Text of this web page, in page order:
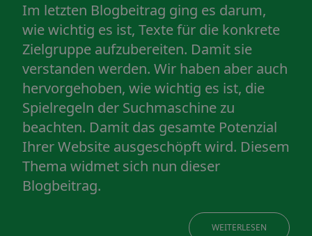
Im letzten Blogbeitrag ging es darum,
wie wichtig es ist, Texte für die konkrete
Zielgruppe aufzubereiten. Damit sie
verstanden werden. Wir haben aber auch
hervorgehoben, wie wichtig es ist, die
Spielregeln der Suchmaschine zu
beachten. Damit das gesamte Potenzial
Ihrer Website ausgeschöpft wird. Diesem
Thema widmet sich nun dieser
Blogbeitrag.
WEITERLESEN